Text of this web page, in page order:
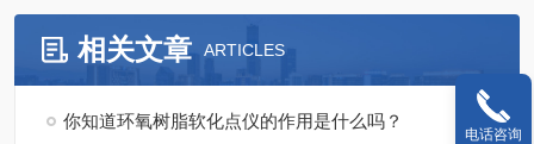
相关文章 ARTICLES
你知道环氧树脂软化点仪的作用是什么吗？
电话咨询